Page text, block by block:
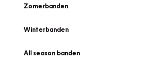
Zomerbanden
Winterbanden
All season banden